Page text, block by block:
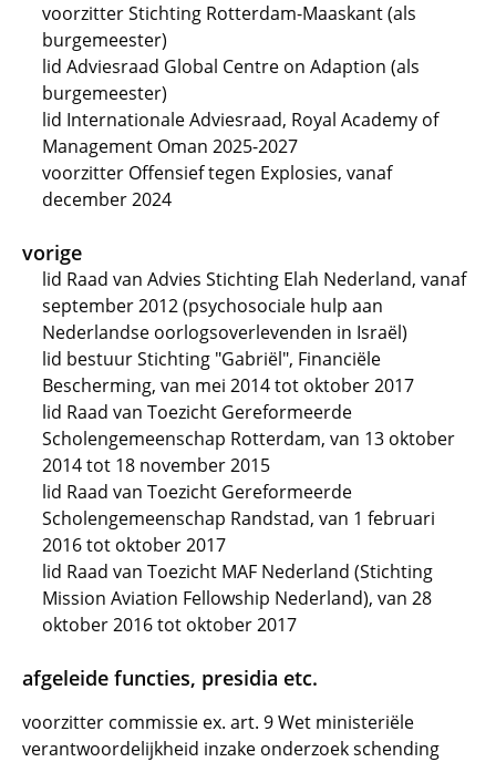
voorzitter Stichting Rotterdam-Maaskant (als
burgemeester)
lid Adviesraad Global Centre on Adaption (als
burgemeester)
lid Internationale Adviesraad, Royal Academy of
Management Oman 2025-2027
voorzitter Offensief tegen Explosies, vanaf
december 2024
vorige
lid Raad van Advies Stichting Elah Nederland, vanaf
september 2012 (psychosociale hulp aan
Nederlandse oorlogsoverlevenden in Israël)
lid bestuur Stichting "Gabriël", Financiële
Bescherming, van mei 2014 tot oktober 2017
lid Raad van Toezicht Gereformeerde
Scholengemeenschap Rotterdam, van 13 oktober
2014 tot 18 november 2015
lid Raad van Toezicht Gereformeerde
Scholengemeenschap Randstad, van 1 februari
2016 tot oktober 2017
lid Raad van Toezicht MAF Nederland (Stichting
Mission Aviation Fellowship Nederland), van 28
oktober 2016 tot oktober 2017
afgeleide functies, presidia etc.
voorzitter commissie ex. art. 9 Wet ministeriële
verantwoordelijkheid inzake onderzoek schending